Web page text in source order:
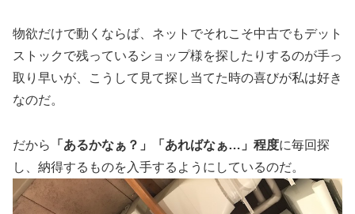
物欲だけで動くならば、ネットでそれこそ中古でもデット
ストックで残っているショップ様を探したりするのが手っ
取り早いが、こうして見て探し当てた時の喜びが私は好き
なのだ。
だから 「あるかなぁ？」「あればなぁ…」程度に毎回探
し、納得するものを入手するようにしているのだ。